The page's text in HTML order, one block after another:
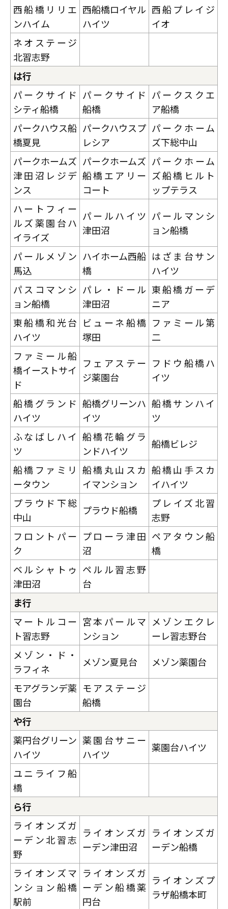
西船橋リリエ
ンハイム
西船橋ロイヤル
ハイツ
西船プレイジ
イオ
ネオステージ
北習志野
は行
パークサイド
シティ船橋
パークサイド
船橋
パークスクエ
ア船橋
パークハウス船
橋夏見
パークハウスプ
レシア
パークホーム
ズ下総中山
パークホームズ
津田沼レジデ
ンス
パークホームズ
船橋エアリー
コート
パークホーム
ズ船橋ヒルト
ップテラス
ハートフィー
ルズ薬園台ハ
イライズ
パールハイツ
津田沼
パールマンシ
ョン船橋
パールメゾン
馬込
ハイホーム西船
橋
はざま台サン
ハイツ
パスコマンシ
ョン船橋
パレ・ドール
津田沼
東船橋ガーデ
ニア
東船橋和光台
ハイツ
ビューネ船橋
塚田
ファミール第
二
ファミール船
橋イーストサイ
ド
フェアステー
ジ薬園台
フドウ船橋ハ
イツ
船橋グランド
ハイツ
船橋グリーンハ
イツ
船橋サンハイ
ツ
ふなばしハイ
ツ
船橋花輪グラ
ンドハイツ
船橋ビレジ
船橋ファミリ
ータウン
船橋丸山スカ
イマンション
船橋山手スカ
イハイツ
プラウド下総
中山
プラウド船橋
プレイズ北習
志野
フロントパー
ク
プローラ津田
沼
ペアタウン船
橋
ベルシャトゥ
津田沼
ペルル習志野
台
ま行
マートルコー
ト習志野
宮本パールマ
ンション
メゾンエクレ
ーレ習志野台
メゾン・ド・
ラフィネ
メゾン夏見台
メゾン薬園台
モアグランデ薬
園台
モアステージ
船橋
や行
薬円台グリーン
ハイツ
薬園台サニー
ハイツ
薬園台ハイツ
ユニライフ船
橋
ら行
ライオンズガ
ーデン北習志
野
ライオンズガ
ーデン津田沼
ライオンズガ
ーデン船橋
ライオンズマ
ンション船橋
駅前
ライオンズガ
ーデン船橋薬
円台
ライオンズプ
ラザ船橋本町